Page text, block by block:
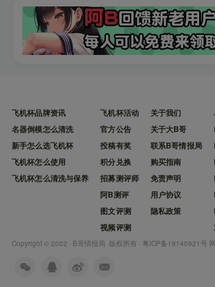
飞机杯品牌资讯
名器倒模怎么清洗
新手怎么选飞机杯
飞机杯怎么使用
飞机杯怎么清洗与保养
飞机杯活动
官方公告
投稿有奖
积分兑换
招募测评师
阿B测评
图文评测
视频评测
关于我们
关于大B哥
联系B哥情报局
购买指南
免责声明
用户协议
隐私政策
Copyright © 2022 · B哥情报局 ·版权所有 · 粤ICP备19140921号